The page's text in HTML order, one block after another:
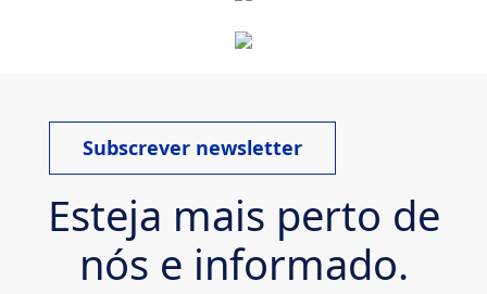
Subscrever newsletter
Esteja mais perto de
nós e informado.